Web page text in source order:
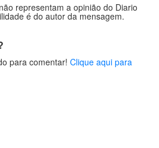
representam a opinião do Diario
é do autor da mensagem.
para comentar! Clique aqui para